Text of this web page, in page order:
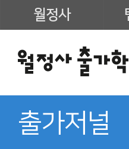
월정사
출가저널